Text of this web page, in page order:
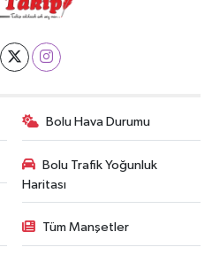
Bolu Hava Durumu
Bolu Trafik Yoğunluk
Haritası
Tüm Manşetler